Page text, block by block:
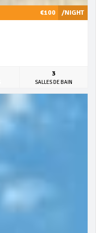
/NIGHT
€100
3
SALLES DE BAIN